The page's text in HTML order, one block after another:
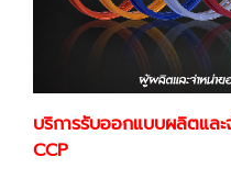
บริการรับออกแบบผลิตและ
CCP